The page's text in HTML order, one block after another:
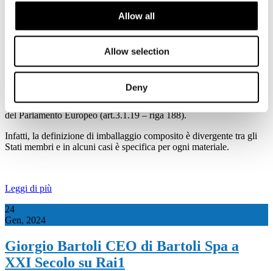
Allow all
Allow selection
Deny
Bruxelles, 24 gennaio 2024 - Alla luce dei triloghi in corso sul
regolamento sugli imballaggi (PPWR) e sui rifiuti di imballaggio,
imballaggi a base carta, dalla produzione e trasformazione, al
riempimento, nonché agli utilizzatori di imballaggi e riciclatori a
base carta auspicano che la soglia del 10% sia confermata nella
definizione di imballaggio composito in linea con l’emendamento
del Parlamento Europeo (art.3.1.19 – riga 188).
Infatti, la definizione di imballaggio composito è divergente tra gli
Stati membri e in alcuni casi è specifica per ogni materiale.
Leggi di più
24
Gen, 2024
Giorgio Bartoli CEO di Bartoli Spa a
XXI Secolo su Rai1